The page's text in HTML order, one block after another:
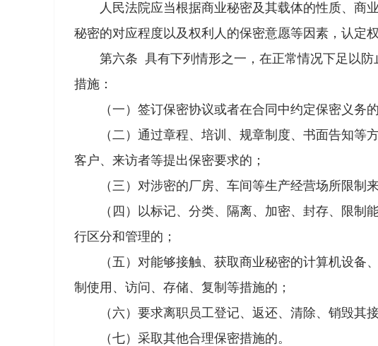
人民法院应当根据商业秘密及其载体的性质、商
秘密的对应程度以及权利人的保密意愿等因素，认定
第六条 具有下列情形之一，在正常情况下足以防
措施：
（一）签订保密协议或者在合同中约定保密义务的
（二）通过章程、培训、规章制度、书面告知等方
客户、来访者等提出保密要求的；
（三）对涉密的厂房、车间等生产经营场所限制
（四）以标记、分类、隔离、加密、封存、限制
行区分和管理的；
（五）对能够接触、获取商业秘密的计算机设备
制使用、访问、存储、复制等措施的；
（六）要求离职员工登记、返还、清除、销毁其接
（七）采取其他合理保密措施的。